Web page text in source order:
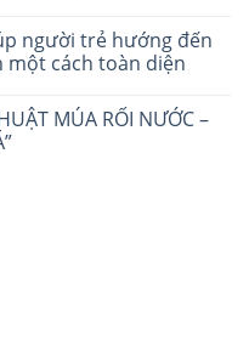
người trẻ hướng đến
cách toàn diện
MÚA RỐI NƯỚC –